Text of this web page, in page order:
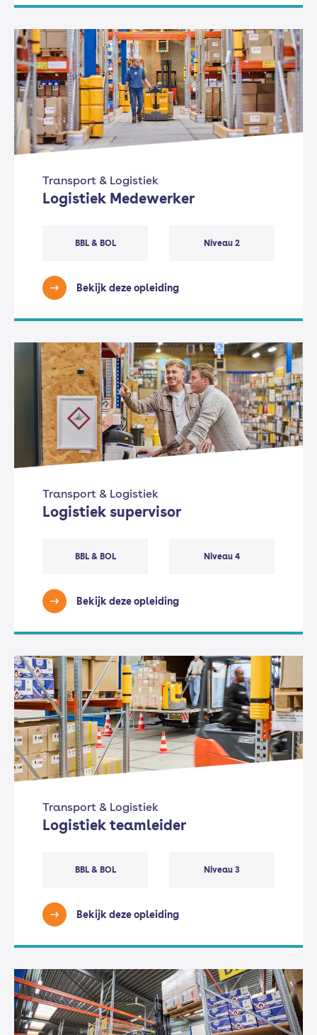
Transport & Logistiek
Logistiek Medewerker
BBL & BOL Niveau 2
Bekijk deze opleiding
Transport & Logistiek
Logistiek supervisor
BBL & BOL Niveau 4
Bekijk deze opleiding
Transport & Logistiek
Logistiek teamleider
BBL & BOL Niveau 3
Bekijk deze opleiding